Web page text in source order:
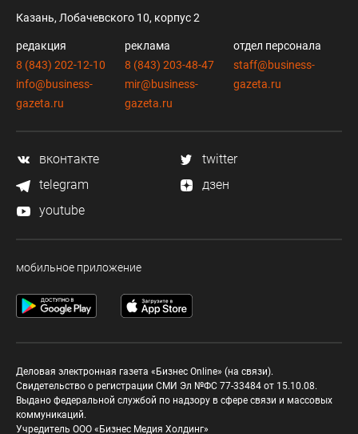
Казань, Лобачевского 10, корпус 2
редакция
8 (843) 202-12-10
info@business-
gazeta.ru
реклама
8 (843) 203-48-47
mir@business-
gazeta.ru
отдел персонала
staff@business-
gazeta.ru
вконтакте
twitter
telegram
дзен
youtube
мобильное приложение
Деловая электронная газета «Бизнес Online» (на связи).
Свидетельство о регистрации СМИ Эл №ФС 77-33484 от 15.10.08.
Выдано федеральной службой по надзору в сфере связи и массовых
коммуникаций.
Учредитель ООО «Бизнес Медия Холдинг»